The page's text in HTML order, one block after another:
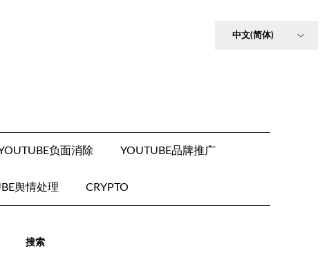
负面消除 YOUTUBE品牌推广
舆情处理 CRYPTO
搜索